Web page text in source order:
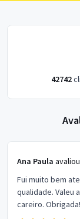
42742
Ana Paula
Fui muito bem
qualidade. Valeu
careiro. Obrigada!